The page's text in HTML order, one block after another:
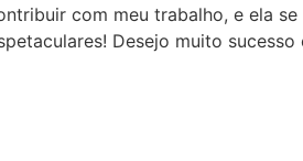
com meu trabalho, e ela
Desejo muito